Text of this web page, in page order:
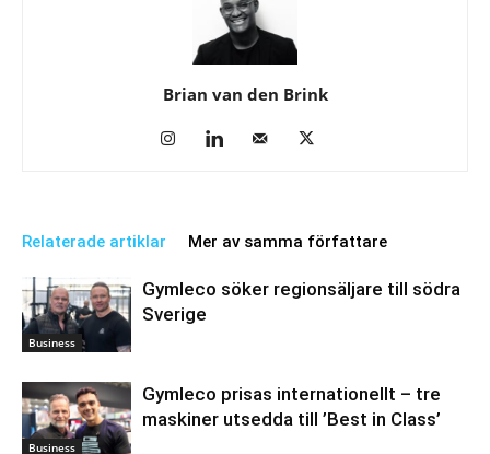
Brian van den Brink
Relaterade artiklar Mer av samma författare
Business
Gymleco söker regionsäljare till södra
Sverige
Business
Gymleco prisas internationellt – tre
maskiner utsedda till ’Best in Class’